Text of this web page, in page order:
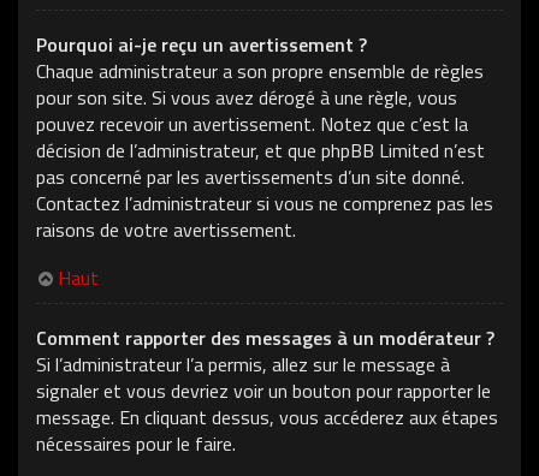
Pourquoi ai-je reçu un avertissement ?
Chaque administrateur a son propre ensemble de règles
pour son site. Si vous avez dérogé à une règle, vous
pouvez recevoir un avertissement. Notez que c’est la
décision de l’administrateur, et que phpBB Limited n’est
pas concerné par les avertissements d’un site donné.
Contactez l’administrateur si vous ne comprenez pas les
raisons de votre avertissement.
Haut
Comment rapporter des messages à un modérateur ?
Si l’administrateur l’a permis, allez sur le message à
signaler et vous devriez voir un bouton pour rapporter le
message. En cliquant dessus, vous accéderez aux étapes
nécessaires pour le faire.